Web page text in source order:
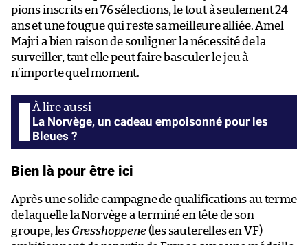
pions inscrits en 76 sélections, le tout à seulement 24
ans et une fougue qui reste sa meilleure alliée. Amel
Majri a bien raison de souligner la nécessité de la
surveiller, tant elle peut faire basculer le jeu à
n’importe quel moment.
La Norvège, un cadeau empoisonné pour les
Bleues ?
Bien là pour être ici
Après une solide campagne de qualifications au terme
de laquelle la Norvège a terminé en tête de son
groupe, les Gresshoppene(les sauterelles en VF)